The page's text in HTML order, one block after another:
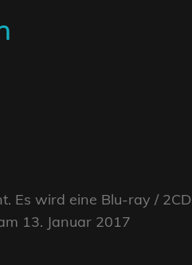
Es wird eine Blu-ray / 2CD
13. Januar 2017